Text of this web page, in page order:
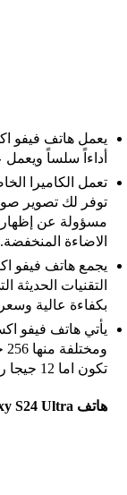
أداءاً سلساً
توفر لك تصوير
مسؤولة عن
الاضاءة المنخفضة.
التقنيات
بكفاءة عالية
تكون اما 12 جيجا رام أو 8 جيجا رام.
هاتف Samsung Galaxy S24 Ultra